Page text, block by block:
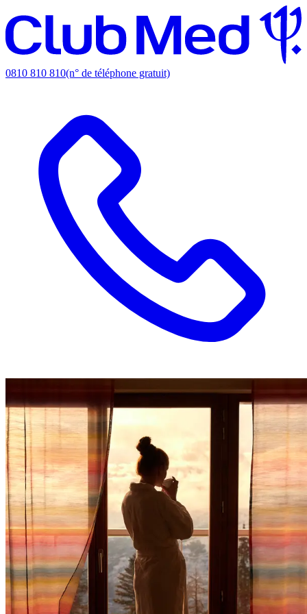
0810 810 810(n° de téléphone gratuit)